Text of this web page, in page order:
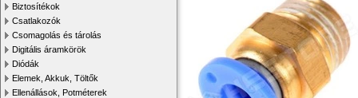
Biztosítékok
Csatlakozók
Csomagolás és tárolás
Digitális áramkörök
Diódák
Elemek, Akkuk, Töltők
Ellenállások, Potméterek